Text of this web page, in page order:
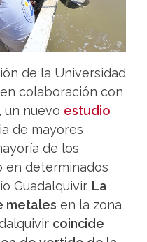
de la Universidad
colaboración con
, un nuevo estudio
de mayores
de los
en determinados
Guadalquivir. La
metales en la zona
coincide